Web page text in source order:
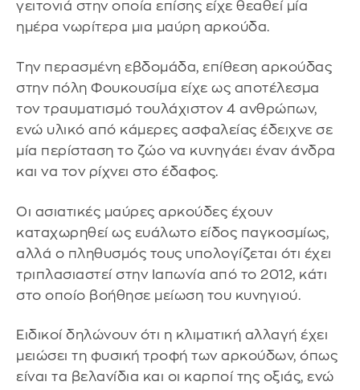
γειτονιά στην οποία επίσης είχε θεαθεί μία
ημέρα νωρίτερα μια μαύρη αρκούδα.
Την περασμένη εβδομάδα, επίθεση αρκούδας
στην πόλη Φουκουσίμα είχε ως αποτέλεσμα
τον τραυματισμό τουλάχιστον 4 ανθρώπων,
ενώ υλικό από κάμερες ασφαλείας έδειχνε σε
μία περίσταση το ζώο να κυνηγάει έναν άνδρα
και να τον ρίχνει στο έδαφος.
Οι ασιατικές μαύρες αρκούδες έχουν
καταχωρηθεί ως ευάλωτο είδος παγκοσμίως,
αλλά ο πληθυσμός τους υπολογίζεται ότι έχει
τριπλασιαστεί στην Ιαπωνία από το 2012, κάτι
στο οποίο βοήθησε μείωση του κυνηγιού.
Ειδικοί δηλώνουν ότι η κλιματική αλλαγή έχει
μειώσει τη φυσική τροφή των αρκούδων, όπως
είναι τα βελανίδια και οι καρποί της οξιάς, ενώ